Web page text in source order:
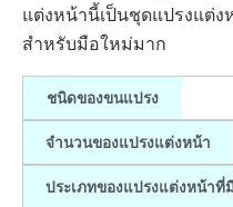
แต่งหน้านี้เป็นชุดแปรงแต่
สำหรับมือใหม่มาก
ชนิดของขนแปรง
จำนวนของแปรงแต่งหน้า
ประเภทของแปรงแต่งหน้าที่